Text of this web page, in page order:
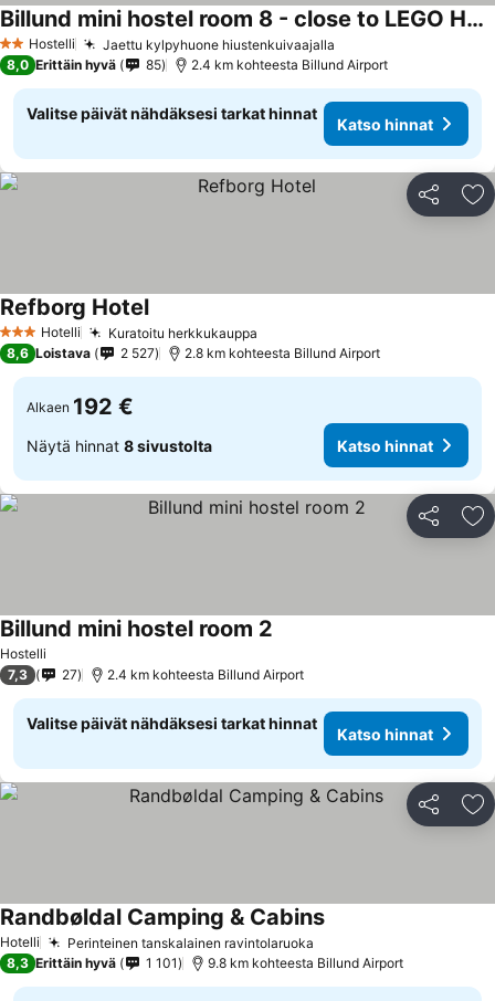
2 Tähtiluokitus
Hostelli Jaettu kylpyhuone hiustenkuivaajalla
Billund mini hostel room 8 - close to LEGO HOUSE and LEGOLAND
8,0 Erittäin hyvä 85 2.4 km kohteesta Billund Airport
Valitse päivät nähdäksesi tarkat hinnat
Katso hinnat
Jaa
3 Tähtiluokitus
Hotelli Kuratoitu herkkukauppa
Refborg Hotel
8,6 Loistava 2 527 2.8 km kohteesta Billund Airport
Alkaen 192 €
Näytä hinnat 8 sivustolta Katso hinnat
Jaa
Hostelli
Billund mini hostel room 2
7,3 27 2.4 km kohteesta Billund Airport
Valitse päivät nähdäksesi tarkat hinnat
Katso hinnat
Jaa
Hotelli Perinteinen tanskalainen ravintolaruoka
Randbøldal Camping & Cabins
8,3 Erittäin hyvä 1 101 9.8 km kohteesta Billund Airport